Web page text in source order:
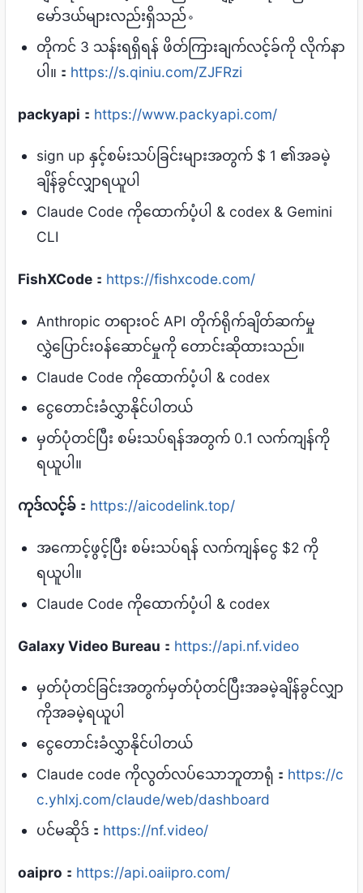
မော်ဒယ်များလည်းရှိသည်。
တိုကင် 3 သန်းရရှိရန် ဖိတ်ကြားချက်လင့်ခ်ကို လိုက်နာ
ပါ။： https://s.qiniu.com/ZJFRzi
packyapi ： https://www.packyapi.com/
sign up နှင့်စမ်းသပ်ခြင်းများအတွက် $ 1 ၏အခမဲ့
ချိန်ခွင်လျှာရယူပါ
Claude Code ကိုထောက်ပံ့ပါ & codex & Gemini
CLI
FishXCode： https://fishxcode.com/
Anthropic တရားဝင် API တိုက်ရိုက်ချိတ်ဆက်မှု
လွှဲပြောင်းဝန်ဆောင်မှုကို တောင်းဆိုထားသည်။
Claude Code ကိုထောက်ပံ့ပါ & codex
ငွေတောင်းခံလွှာနိုင်ပါတယ်
မှတ်ပုံတင်ပြီး စမ်းသပ်ရန်အတွက် 0.1 လက်ကျန်ကို
ရယူပါ။
ကုဒ်လင့်ခ်： https://aicodelink.top/
အကောင့်ဖွင့်ပြီး စမ်းသပ်ရန် လက်ကျန်ငွေ $2 ကို
ရယူပါ။
Claude Code ကိုထောက်ပံ့ပါ & codex
Galaxy Video Bureau ： https://api.nf.video
မှတ်ပုံတင်ခြင်းအတွက်မှတ်ပုံတင်ပြီးအခမဲ့ချိန်ခွင်လျှာ
ကိုအခမဲ့ရယူပါ
ငွေတောင်းခံလွှာနိုင်ပါတယ်
Claude code ကိုလွတ်လပ်သောဘူတာရုံ： https://c
c.yhlxj.com/claude/web/dashboard
ပင်မဆိုဒ်： https://nf.video/
oaipro ： https://api.oaiipro.com/